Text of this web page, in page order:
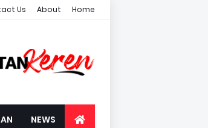
Home
About
Us
NEWS